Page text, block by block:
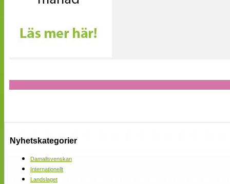
Nyhetskategorier
Damallsvenskan
Internationellt
Landslaget